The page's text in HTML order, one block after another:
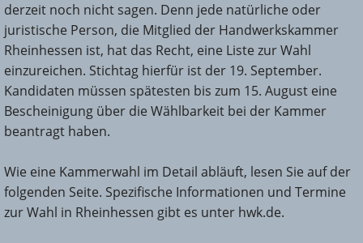
derzeit noch nicht sagen. Denn jede natürliche oder
juristische Person, die Mitglied der Handwerkskammer
Rheinhessen ist, hat das Recht, eine Liste zur Wahl
einzureichen. Stichtag hierfür ist der 19. September.
Kandidaten müssen spätesten bis zum 15. August eine
Bescheinigung über die Wählbarkeit bei der Kammer
beantragt haben.
Wie eine Kammerwahl im Detail abläuft, lesen Sie auf der
folgenden Seite. Spezifische Informationen und Termine
zur Wahl in Rheinhessen gibt es unter hwk.de.